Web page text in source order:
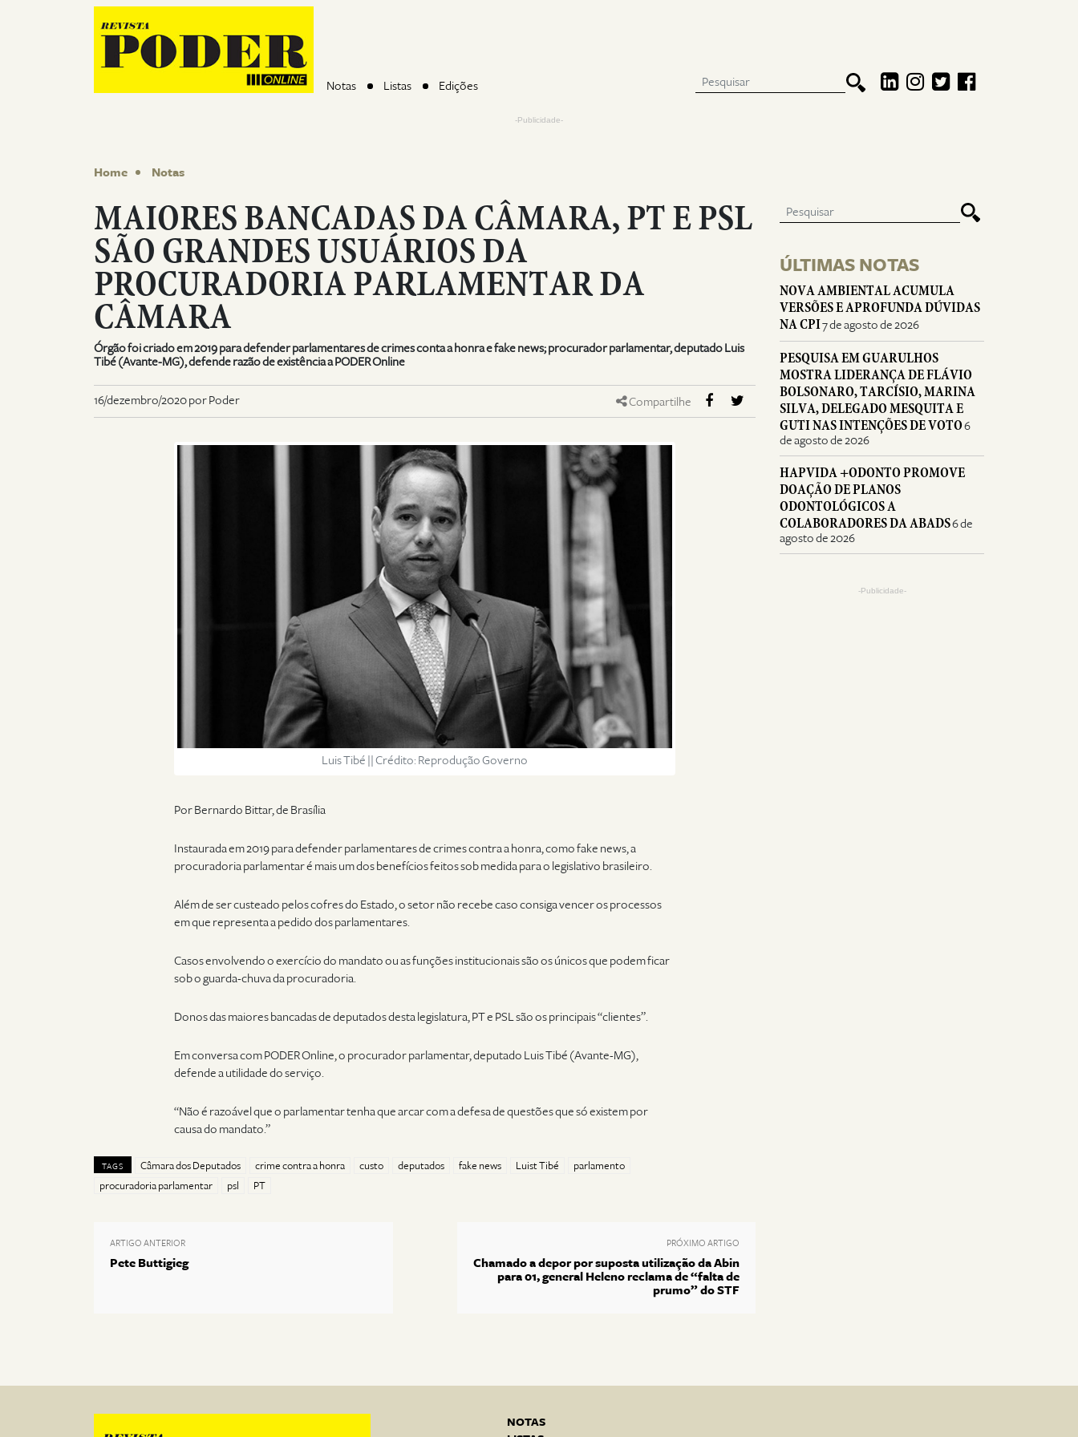
Notas Listas Edições
-Publicidade-
Home Notas
MAIORES BANCADAS DA CÂMARA, PT E PSL
SÃO GRANDES USUÁRIOS DA
PROCURADORIA PARLAMENTAR DA
CÂMARA
Órgão foi criado em 2019 para defender parlamentares de crimes conta a honra e fake news; procurador parlamentar, deputado Luis
Tibé (Avante-MG), defende razão de existência a PODER Online
16/dezembro/2020 por Poder Compartilhe
Luis Tibé || Crédito: Reprodução Governo
Por Bernardo Bittar, de Brasília
Instaurada em 2019 para defender parlamentares de crimes contra a honra, como fake news, a
procuradoria parlamentar é mais um dos benefícios feitos sob medida para o legislativo brasileiro.
Além de ser custeado pelos cofres do Estado, o setor não recebe caso consiga vencer os processos
em que representa a pedido dos parlamentares.
Casos envolvendo o exercício do mandato ou as funções institucionais são os únicos que podem ficar
sob o guarda-chuva da procuradoria.
Donos das maiores bancadas de deputados desta legislatura, PT e PSL são os principais “clientes”.
Em conversa com PODER Online, o procurador parlamentar, deputado Luis Tibé (Avante-MG),
defende a utilidade do serviço.
“Não é razoável que o parlamentar tenha que arcar com a defesa de questões que só existem por
causa do mandato.”
TAGS Câmara dos Deputados crime contra a honra custo deputados fake news Luist Tibé
parlamento
procuradoria parlamentar
psl PT
ARTIGO ANTERIOR
Pete Buttigieg
PRÓXIMO ARTIGO
Chamado a depor por suposta utilização da Abin
para 01, general Heleno reclama de “falta de
prumo” do STF
ÚLTIMAS NOTAS
NOVA AMBIENTAL ACUMULA
VERSÕES E APROFUNDA DÚVIDAS
NA CPI7 de agosto de 2026
PESQUISA EM GUARULHOS
MOSTRA LIDERANÇA DE FLÁVIO
BOLSONARO, TARCÍSIO, MARINA
SILVA, DELEGADO MESQUITA E
GUTI NAS INTENÇÕES DE VOTO6
de agosto de 2026
HAPVIDA +ODONTO PROMOVE
DOAÇÃO DE PLANOS
ODONTOLÓGICOS A
COLABORADORES DA ABADS6 de
agosto de 2026
-Publicidade-
NOTAS